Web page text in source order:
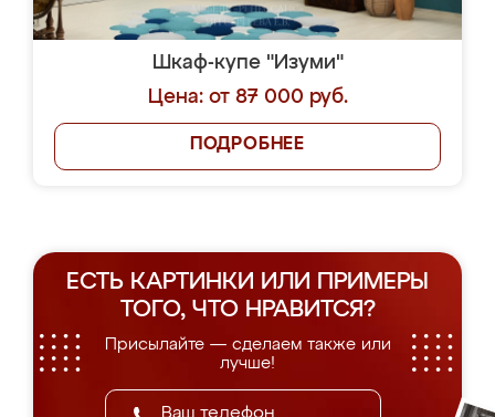
Шкаф-купе "Изуми"
Цена: от 87 000 руб.
ПОДРОБНЕЕ
ЕСТЬ КАРТИНКИ ИЛИ ПРИМЕРЫ
ТОГО, ЧТО НРАВИТСЯ?
Присылайте — сделаем также или
лучше!